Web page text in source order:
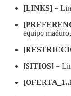
[LINKS] =
equipo
[SITIOS] =